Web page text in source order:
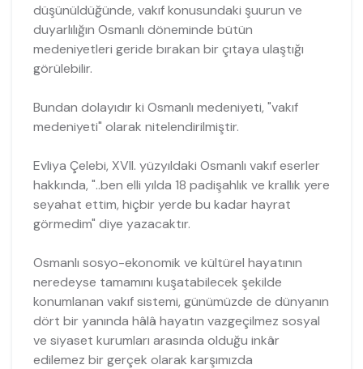
düşünüldüğünde, vakıf konusundaki şuurun ve
duyarlılığın Osmanlı döneminde bütün
medeniyetleri geride bırakan bir çıtaya ulaştığı
görülebilir.
Bundan dolayıdır ki Osmanlı medeniyeti, "vakıf
medeniyeti" olarak nitelendirilmiştir.
Evliya Çelebi, XVII. yüzyıldaki Osmanlı vakıf eserler
hakkında, "..ben elli yılda 18 padişahlık ve krallık yere
seyahat ettim, hiçbir yerde bu kadar hayrat
görmedim" diye yazacaktır.
Osmanlı sosyo-ekonomik ve kültürel hayatının
neredeyse tamamını kuşatabilecek şekilde
konumlanan vakıf sistemi, günümüzde de dünyanın
dört bir yanında hâlâ hayatın vazgeçilmez sosyal
ve siyaset kurumları arasında olduğu inkâr
edilemez bir gerçek olarak karşımızda